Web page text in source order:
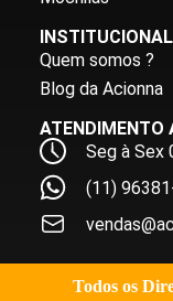
INSTITUCIONAL
Quem somos ?
Blog da Acionna
ATENDIMENTO
Seg à Sex
(11)
Todos os